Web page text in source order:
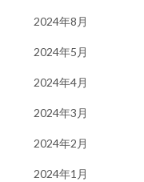
2024年8月
2024年5月
2024年4月
2024年3月
2024年2月
2024年1月